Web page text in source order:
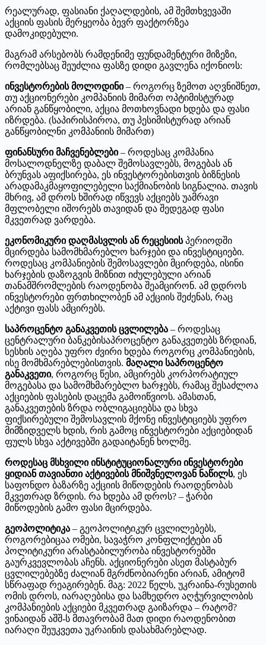
რეალურად, ფასიანი ქაღალდების, ამ შემთხვევაში
აქციის ფასის მერყეობა ბევრ ფაქტორზეა
დამოკიდებული.
მაგრამ არსებობს რამდენიმე ფუნდამენტური მიზეზი,
რომლებსაც შეუძლია ფასზე დიდი გავლენა იქონიოს:
ინვესტორების მოლოდინი– როგორც ზემოთ აღვნიშნეთ,
თუ აქციონერები კომპანიის მიმართ ოპტიმისტურად
არიან განწყობილი, აქცია მოთხოვნადი ხდება და ფასი
იზრდება. (საპირისპიროა, თუ პესიმისტურად არიან
განწყობილნი კომპანიის მიმართ)
ფინანსური მაჩვენებლები– როდესაც კომპანია
მოსალოდნელზე დაბალ შემოსავლებს, მოგებას ან
ბრუნვას აფიქსირება, ეს ინვესტორებისთვის ბიზნესის
არადამაკმაყოფილებელი საქმიანობის სიგნალია. თავის
მხრივ, ამ დროს ხშირად იწვევს აქციებს უამრავი
მფლობელი იშორებს თავიდან და შედეგად ფასი
მკვეთრად ვარდება.
ეკონომიკური დაღმასვლის ან რეცესიისპერიოდში
მცირდება სამომხმარებლო ხარჯები და ინვესტიციები.
როდესაც კომპანიების შემოსავლები მცირდება, ისინი
ხარჯების დაზოგვის მიზნით იძულებული არიან
თანამშრომლების რაოდენობა შეამცირონ. ამ დდროს
ინვესტორები ფრთხილობენ ამ აქციის შეძენას, რაც
აქტივი ფასს ამცირებს.
საპროცენტო განაკვეთის ცვლილება – როდესაც
ცენტრალური ბანკებისაპროცენტო განაკვეთებს ზრდიან,
სესხის აღება უფრო ძვირი ხდება როგორც კომპანიების,
ისე მომხმარებლებისთვის. მაღალი საპროცენტო
განაკვეთი, როგორც წესი, ამცირებს კორპორატიულ
მოგებასა და სამომხმარებლო ხარჯებს, რამაც შესაძლოა
აქციების ფასების დაცემა გამოიწვიოს. ამასთან,
განაკვეთების ზრდა ობლიგაციებსა და სხვა
ფიქსირებული შემოსავლის მქონე ინვესტიციებს უფრო
მიმზიდველს ხდის, რის გამოც ინვესტორები აქციებიდან
ფულს სხვა აქტივებში გადაიტანენ ხოლმე.
როდესაც მსხვილი ინსტიტუციონალური ინვესტორები
ყიდიან თავიანთი აქტივების მნიშვნელოვან ნაწილს, ეს
საფონდო ბაზარზე აქციის მიწოდების რაოდენობას
მკვეთრად ზრდის. რა ხდება ამ დროს? – ჭარბი
მიწოდების გამო ფასი მცირდება.
გეოპოლიტიკა – გეოპოლიტიკურ ცვლილებებს,
როგორებიცაა ომები, სავაჭრო კონფლიქტები ან
პოლიტიკური არასტაბილურობა ინვესტორებში
გაურკვევლობას აჩენს. აქციონერები ასეთ მასტაბურ
ცვლილებებზე ძალიან მგრძნობიარენი არიან, ამიტომ
სწრაფად რეაგირებენ. მაგ: 2022 წელს, უკრაინა-რუსეთის
ომის დროს, იარაღებისა და სამხედრო აღჭურვილობის
კომპანიების აქციები მკვეთრად გაიზარდა – რატომ?
ვინაიდან აშშ-ს მთავრობამ მათ დიდი რაოდენობით
იარაღი შეუკვეთა უკრაინის დასახმარებლად.